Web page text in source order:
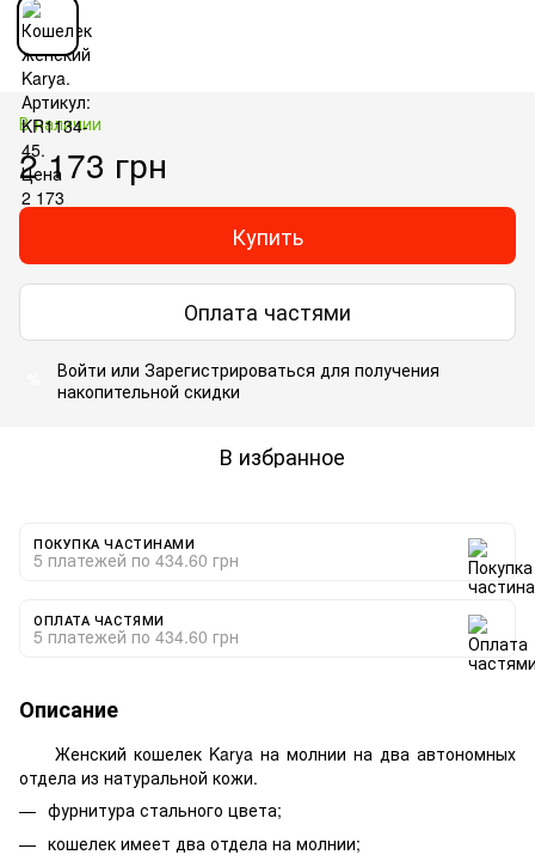
В наличии
2 173 грн
Купить
Оплата частями
Войти или Зарегистрироваться для получения
накопительной скидки
В избранное
ПОКУПКА ЧАСТИНАМИ
5 платежей по 434.60 грн
ОПЛАТА ЧАСТЯМИ
5 платежей по 434.60 грн
Описание
Женский кошелек Karya на молнии на два автономных
отдела из натуральной кожи.
фурнитура стального цвета;
кошелек имеет два отдела на молнии;